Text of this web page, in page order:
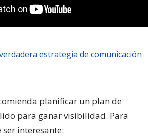
estrategia de comunicación
planificar un plan de
para ganar visibilidad. Para
interesante: